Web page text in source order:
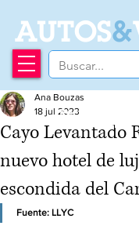
AUTOS&
Recibí nuestro
Newsletter
Cayo Levantado
nuevo hotel de
escondida del
Ana Bouzas
18 jul 2023
Fuente: LLYC